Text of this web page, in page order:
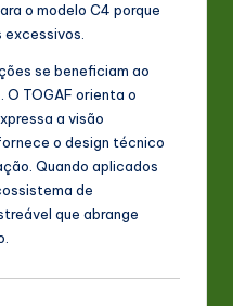
o modelo C4 porque
excessivos.
se beneficiam ao
O TOGAF orienta o
a visão
o design técnico
Quando aplicados
de
que abrange